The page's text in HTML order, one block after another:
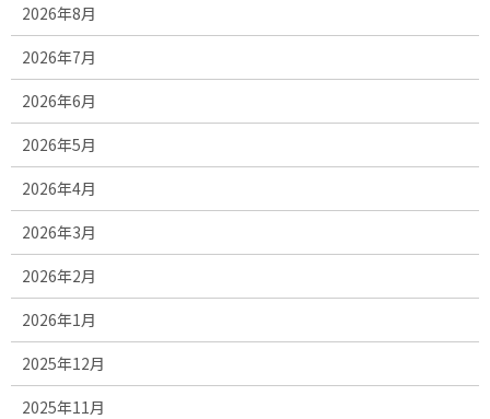
2026年8月
2026年7月
2026年6月
2026年5月
2026年4月
2026年3月
2026年2月
2026年1月
2025年12月
2025年11月